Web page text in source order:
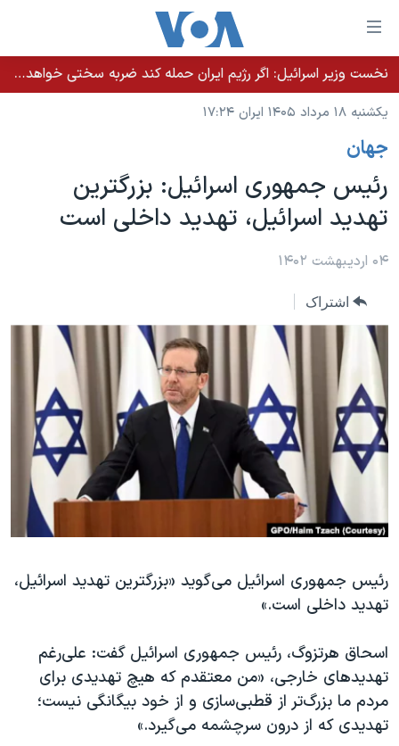
لینکهای
قابل
دسترسی
جهش
محتوای
اصلی
جهش
به
صفحه
جهش
به
جستجو
خانه
نسخه سبک وب‌سایت
موضوع ها
ایران
آمریکا
جهان
ویژه برنامه‌ها
ویدیوها
فرهنگ و زندگی
حقوق شهروندی
اقتصادی
علم و فناوری
گالری عکس
آرشیو پخش زنده
برنامه های تلویزیونی
جدول برنامه ها
صفحه‌های ویژه
بایگانی برنامه‌های تلویزیونی
مستندها
انتخابات ریاست جمهوری آمریکا ۲۰۲۴
حمله جمهوری اسلامی به اسرائیل
رمز مهسا
اعتراضات زن، زندگی، آزادی
مجموعه مستندهای دادخواهی
تریبونال مردمی آبان ۹۸
دادگاه حمید نوری
چهل سال گروگان‌گیری
قانون شفافیت دارائی کادر رهبری ایران
فرکانس‌های صدای آمریکا
پخش رادیویی
یادگیری زبان انگلیسی
دنبال کنید
زبانهای مختلف
نخست وزیر اسرائيل: اگر رژیم ایران حمله کند ضربه سختی خواهد خورد
یکشنبه ۱۸ مرداد ۱۴۰۵ ایران ۱۷:۲۴
جهان
رئیس جمهوری اسرائیل: بزرگترین
تهدید اسرائیل، تهدید داخلی است
۰۴ اردیبهشت ۱۴۰۲
اشتراک
رئیس جمهوری اسرائیل می‌گوید «بزرگترین تهدید اسرائیل،
تهدید داخلی است.»
اسحاق هرتزوگ، رئیس جمهوری اسرائیل گفت: علی‌رغم
تهدیدهای خارجی، «من معتقدم که هیچ تهدیدی برای
مردم ما بزرگ‌تر از قطبی‌سازی و از خود بیگانگی نیست؛
تهدیدی که از درون سرچشمه می‌گیرد.»